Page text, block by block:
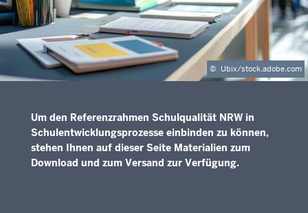
© Ubix/stock.adobe.com
Um den Referenzrahmen Schulqualität NRW in
Schul­entwicklungs­prozesse einbinden zu können,
stehen Ihnen auf dieser Seite Materialien zum
Download und zum Versand zur Verfügung.